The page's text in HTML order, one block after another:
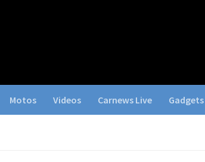
Motos Videos Carnews Live Gadgets